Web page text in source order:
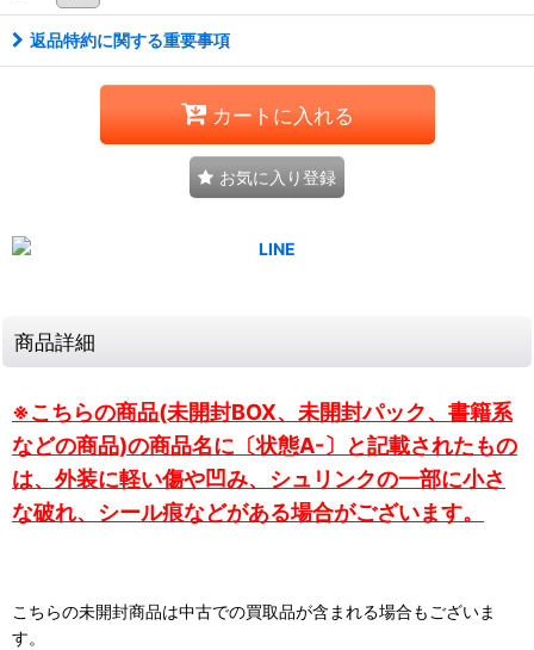
返品特約に関する重要事項
カートに入れる
お気に入り登録
商品詳細
※こちらの商品(未開封BOX、未開封パック、書籍系
などの商品)の商品名に〔状態A-〕と記載されたもの
は、外装に軽い傷や凹み、シュリンクの一部に小さ
な破れ、シール痕などがある場合がございます。
こちらの未開封商品は中古での買取品が含まれる場合もございま
す。